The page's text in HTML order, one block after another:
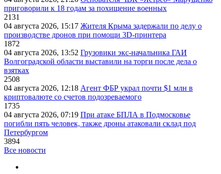
приговорили к 18 годам за похищение военных
2131
04 августа 2026, 15:17 Жителя Крыма задержали по делу о
производстве дронов при помощи 3D‑принтера
1872
04 августа 2026, 13:52 Грузовики экс-начальника ГАИ
Волгоградской области выставили на торги после дела о
взятках
2508
04 августа 2026, 12:18 Агент ФБР украл почти $1 млн в
криптовалюте со счетов подозреваемого
1735
04 августа 2026, 07:19 При атаке БПЛА в Подмосковье
погибли пять человек, также дроны атаковали склад под
Петербургом
3894
Все новости